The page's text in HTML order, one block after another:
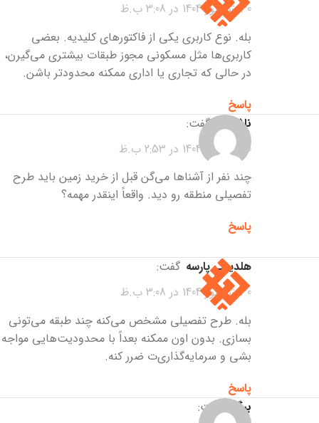
30 شهریور 1404 در 3:08 ب.ظ
بله. نوع کاربری یکی از فاکتورهای کلیدیه. بعضی
کاربری‌ها مثل مسکونی مجوز طبقات بیشتری می‌گیرن،
در حالی که تجاری یا اداری ممکنه محدودتر باشن.
پاسخ
ناشناس
گفت:
30 شهریور 1404 در 2:53 ب.ظ
چند نفر از آشناها می‌گن قبل از خرید زمین باید طرح
تفصیلی منطقه رو دید. واقعاً اینقدر مهمه؟
پاسخ
هلدینگ پارسه گفت:
30 شهریور 1404 در 3:08 ب.ظ
بله. طرح تفصیلی مشخص می‌کنه چند طبقه می‌تونی
بسازی. بدون اون ممکنه بعداً با محدودیت‌هایی مواجه
بشی و سرمایه‌گذاری‌ت ضرر کنه.
پاسخ
بیگی
گفت: